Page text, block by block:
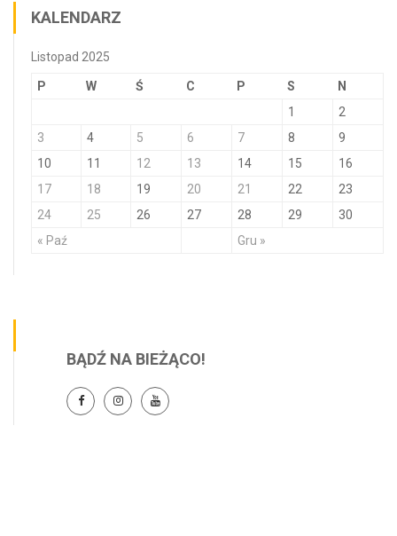
KALENDARZ
Listopad 2025
P W Ś C P S N
« Paź Gru »
1
2
3
4 5 6 7 8
9
10
11 12 13 14 15
16
17
18 19 20 21 22
23
24
25 26 27 28 29 30
BĄDŹ NA BIEŻĄCO!